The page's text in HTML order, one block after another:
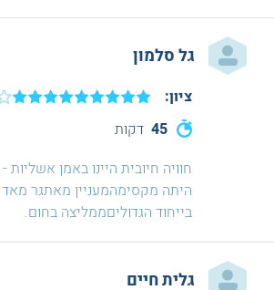
גל סלמון
45 דקות
ציון:
חוויה חיובית היינו באמן
היתה מקסימהמעניין מאתגר מאד
בייחוד הגדוליםממליצה בחום.
גלית חיים